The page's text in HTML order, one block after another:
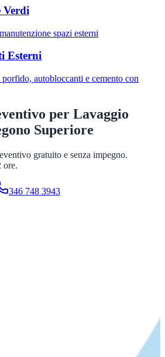
Verdi
spazi esterni
Esterni
autobloccanti e cemento con
per Lavaggio
Superiore
gratuito e senza impegno.
ore.
346 748 3943